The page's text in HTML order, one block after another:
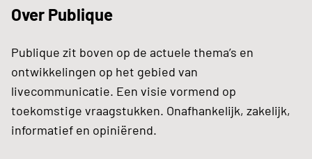
Over Publique
Publique zit boven op de actuele thema’s en
ontwikkelingen op het gebied van
livecommunicatie. Een visie vormend op
toekomstige vraagstukken. Onafhankelijk, zakelijk,
informatief en opiniërend.